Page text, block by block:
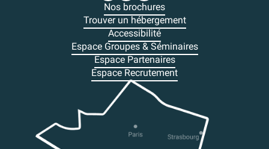
Nos brochures
Trouver un hébergement
Accessibilité
Espace Groupes & Séminaires
Espace Partenaires
Espace Recrutement